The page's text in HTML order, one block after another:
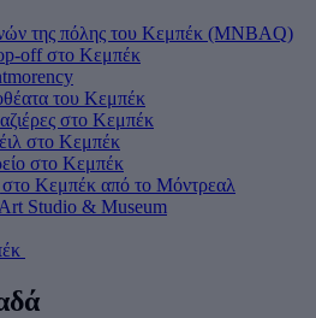
της πόλης του Κεμπέκ (MNBAQ)
off στο Κεμπέκ
του Κεμπέκ
στο Κεμπέκ
στο Κεμπέκ
στο Κεμπέκ
Κεμπέκ από το Μόντρεαλ
Studio & Museum